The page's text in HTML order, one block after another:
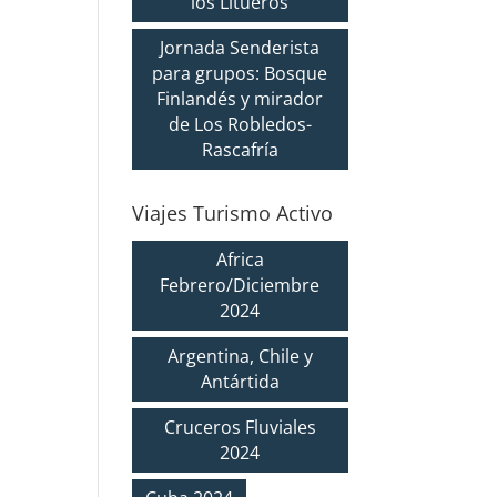
Jornada Senderista
para grupos: Bosque
Finlandés y mirador
de Los Robledos-
Rascafría
Viajes Turismo Activo
Africa
Febrero/Diciembre
2024
Argentina, Chile y
Antártida
Cruceros Fluviales
2024